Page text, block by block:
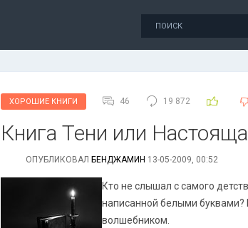
ХОРОШИЕ КНИГИ 46 19 872
Книга Тени или
ОПУБЛИКОВАЛ БЕНДЖАМИН 13-05-2009, 00:52
Кто не слышал с самого
написанной белыми
волшебником.